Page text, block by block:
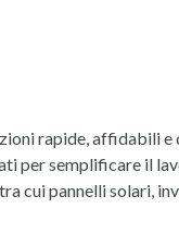
rapide, affidabili e
per semplificare il
, tra cui pannelli solari,
i costi, con